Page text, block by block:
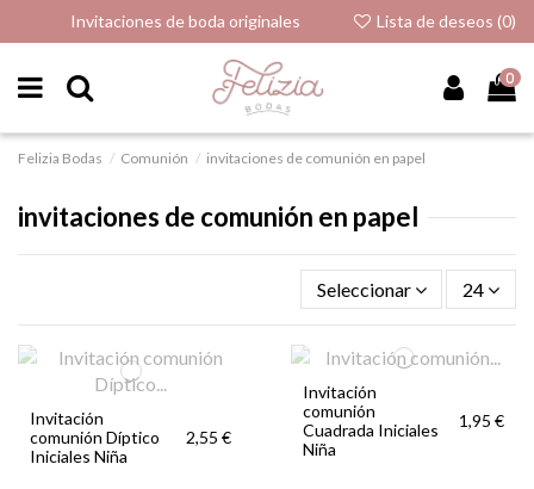
Invitaciones de boda originales Lista de deseos (0)
0
Felizia Bodas Comunión invitaciones de comunión en papel
invitaciones de comunión en papel
Seleccionar 24
Invitación
comunión Díptico
Iniciales Niña
2,55 €
Invitación
comunión
Cuadrada Iniciales
Niña
1,95 €